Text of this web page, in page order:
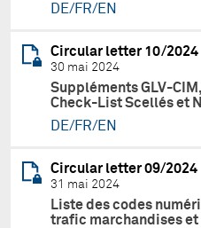
DE/FR/EN
Circular letter 10/2024
30 mai 2024
Suppléments GLV-CIM,
Check-List Scellés et
DE/FR/EN
Circular letter 09/2024
31 mai 2024
Liste des codes
trafic marchandises et